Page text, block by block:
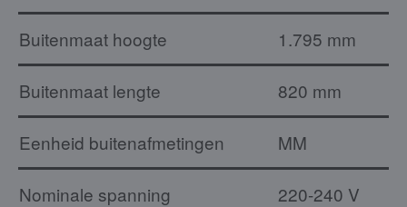
Buitenmaat hoogte 1.795 mm
Buitenmaat lengte 820 mm
Eenheid buitenafmetingen MM
Nominale spanning 220-240 V